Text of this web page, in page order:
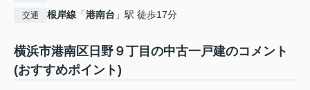
交通 根岸線 「港南台 」駅 徒歩17分
横浜市港南区日野９丁目の中古一戸建のコメント
(おすすめポイント)